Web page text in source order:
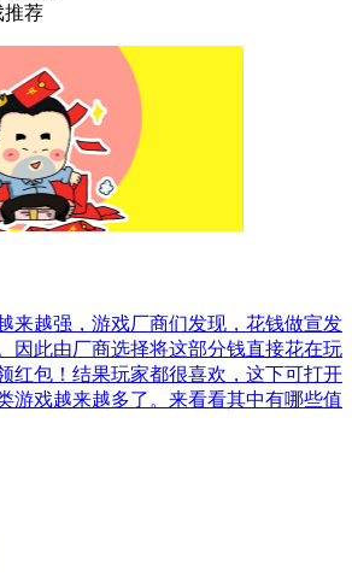
推荐
来越强，游戏厂商们发现，花钱做宣发
因此由厂商选择将这部分钱直接花在玩
包！结果玩家都很喜欢，这下可打开
游戏越来越多了。来看看其中有哪些值